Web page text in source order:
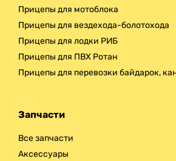
Прицепы для мотоблока
Прицепы для вездехода-болотохода
Прицепы для лодки РИБ
Прицепы для ПВХ Ротан
Прицепы для перевозки байдарок,
Запчасти
Все запчасти
Аксессуары